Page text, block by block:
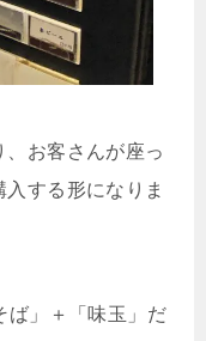
お客さんが座っ
する形になりま
ば」＋「味玉」だ